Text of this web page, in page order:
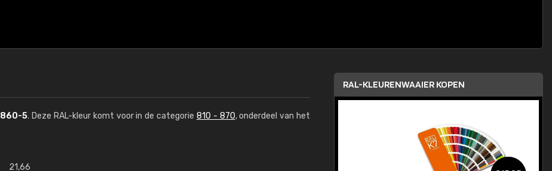
860-5. Deze RAL-kleur komt voor in de categorie 810 - 870, onderdeel van het
21,66
RAL-KLEURENWAAIER KOPEN